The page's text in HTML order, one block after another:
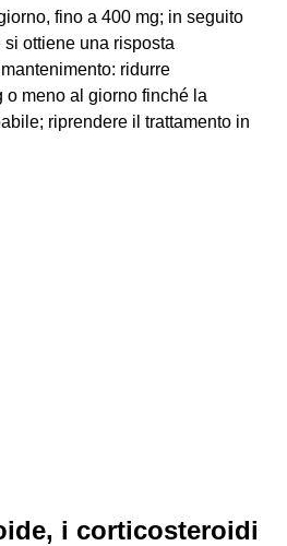
fino a 400 mg; in seguito
ottiene una risposta
ridurre
o meno al giorno finché la
riprendere il trattamento in
i corticosteroidi